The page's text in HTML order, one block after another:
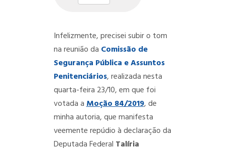
Infelizmente, precisei subir o tom
na reunião da Comissão de
Segurança Pública e Assuntos
Penitenciários, realizada nesta
quarta-feira 23/10, em que foi
votada aMoção 84/2019, de
minha autoria, que manifesta
veemente repúdio à declaração da
Deputada Federal Talíria